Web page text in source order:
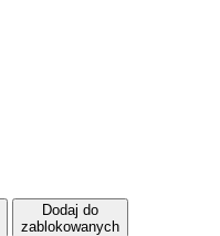
Dodaj do
zablokowanych